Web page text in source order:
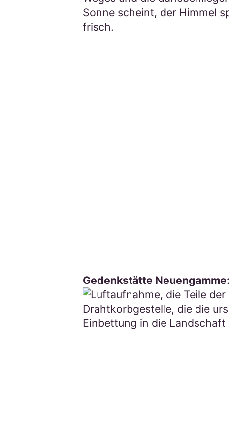
Gedenkstätte